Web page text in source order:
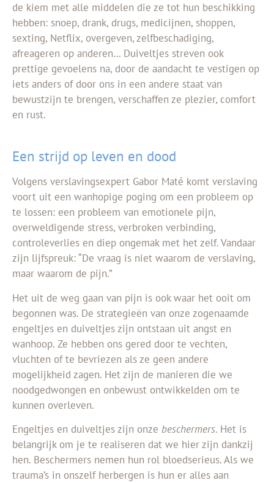
de kiem met alle middelen die ze tot hun beschikking
hebben: snoep, drank, drugs, medicijnen, shoppen,
sexting, Netflix, overgeven, zelfbeschadiging,
afreageren op anderen… Duiveltjes streven ook
prettige gevoelens na, door de aandacht te vestigen op
iets anders of door ons in een andere staat van
bewustzijn te brengen, verschaffen ze plezier, comfort
en rust.
Een strijd op leven en dood
Volgens verslavingsexpert Gabor Maté komt verslaving
voort uit een wanhopige poging om een probleem op
te lossen: een probleem van emotionele pijn,
overweldigende stress, verbroken verbinding,
controleverlies en diep ongemak met het zelf. Vandaar
zijn lijfspreuk: “De vraag is niet waarom de verslaving,
maar waarom de pijn.”
Het uit de weg gaan van pijn is ook waar het ooit om
begonnen was. De strategieën van onze zogenaamde
engeltjes en duiveltjes zijn ontstaan uit angst en
wanhoop. Ze hebben ons gered door te vechten,
vluchten of te bevriezen als ze geen andere
mogelijkheid zagen. Het zijn de manieren die we
noodgedwongen en onbewust ontwikkelden om te
kunnen overleven.
Engeltjes en duiveltjes zijn onze beschermers. Het is
belangrijk om je te realiseren dat we hier zijn dankzij
hen. Beschermers nemen hun rol bloedserieus. Als we
trauma’s in onszelf herbergen is hun er alles aan